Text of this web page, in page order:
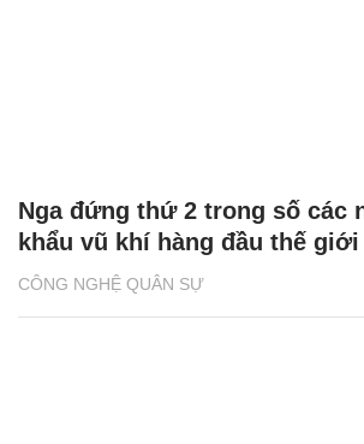
CÔNG NGHỆ QUÂN SỰ
Nga đứng thứ 2 trong số các
khẩu vũ khí hàng đầu thế giới